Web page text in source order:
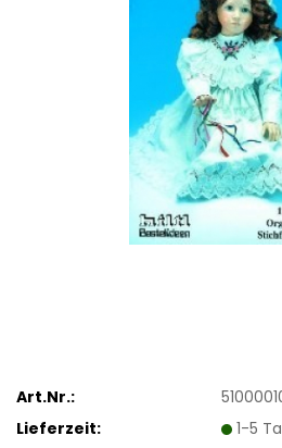
Art.Nr.:
Lieferzeit:
1-5